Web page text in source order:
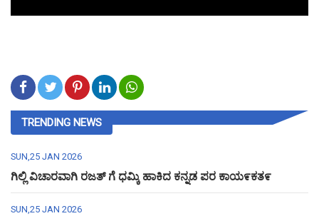
TRENDING NEWS
SUN,25 JAN 2026
ಗಿಲ್ಲಿ ವಿಚಾರವಾಗಿ ರಜತ್ ಗೆ ಧಮ್ಕಿ ಹಾಕಿದ ಕನ್ನಡ ಪರ ಕಾಯ೯ಕತ೯
SUN,25 JAN 2026